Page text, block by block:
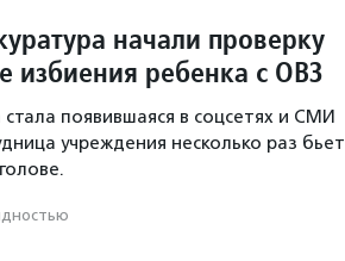
начали проверку
избиения ребенка с ОВЗ
появившаяся в соцсетях и СМИ
учреждения несколько раз бьет